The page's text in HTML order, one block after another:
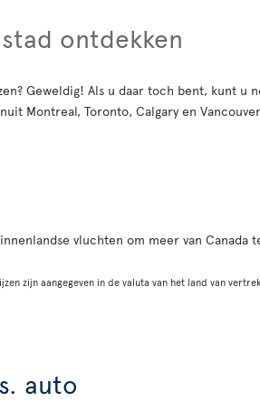
ontdekken
Geweldig! Als u daar toch bent, kunt
Montreal, Toronto, Calgary en
vluchten om meer van Canada
zijn aangegeven in de valuta van het land van
auto